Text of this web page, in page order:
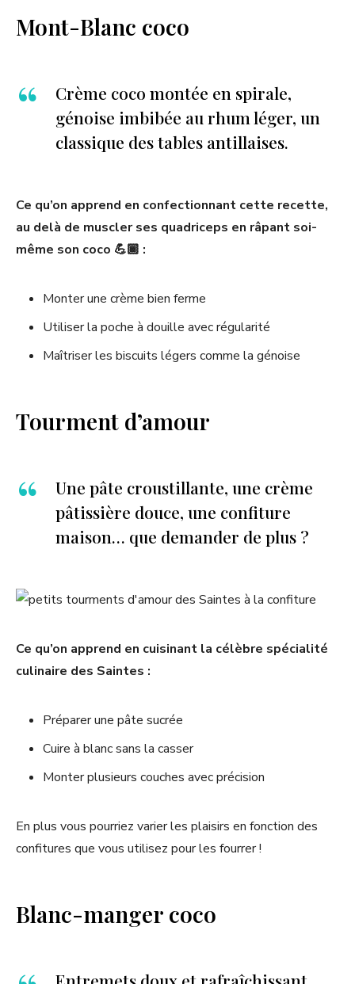
Mont-Blanc coco
Crème coco montée en spirale,
génoise imbibée au rhum léger, un
classique des tables antillaises.
Ce qu’on apprend en confectionnant cette recette,
au delà de muscler ses quadriceps en râpant soi-
même son coco 💪🏾 :
Monter une crème bien ferme
Utiliser la poche à douille avec régularité
Maîtriser les biscuits légers comme la génoise
Tourment d’amour
Une pâte croustillante, une crème
pâtissière douce, une confiture
maison… que demander de plus ?
Ce qu’on apprend en cuisinant la célèbre spécialité
culinaire des Saintes :
Préparer une pâte sucrée
Cuire à blanc sans la casser
Monter plusieurs couches avec précision
En plus vous pourriez varier les plaisirs en fonction des
confitures que vous utilisez pour les fourrer !
Blanc-manger coco